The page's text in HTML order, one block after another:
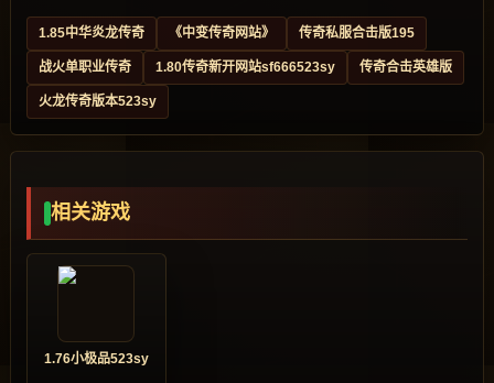
1.85中华炎龙传奇 《中变传奇网站》 传奇私服合击版195
战火单职业传奇 1.80传奇新开网站sf666523sy 传奇合击英雄版
火龙传奇版本523sy
相关游戏
1.76小极品523sy